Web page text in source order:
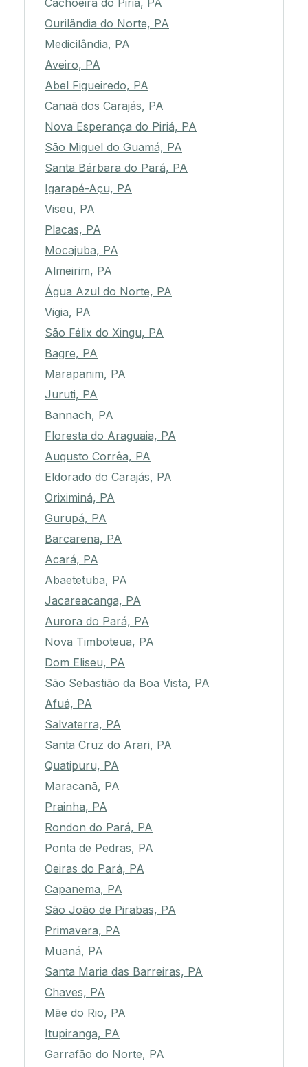
Cachoeira do Piriá, PA
Ourilândia do Norte, PA
Medicilândia, PA
Aveiro, PA
Abel Figueiredo, PA
Canaã dos Carajás, PA
Nova Esperança do Piriá, PA
São Miguel do Guamá, PA
Santa Bárbara do Pará, PA
Igarapé-Açu, PA
Viseu, PA
Placas, PA
Mocajuba, PA
Almeirim, PA
Água Azul do Norte, PA
Vigia, PA
São Félix do Xingu, PA
Bagre, PA
Marapanim, PA
Juruti, PA
Bannach, PA
Floresta do Araguaia, PA
Augusto Corrêa, PA
Eldorado do Carajás, PA
Oriximiná, PA
Gurupá, PA
Barcarena, PA
Acará, PA
Abaetetuba, PA
Jacareacanga, PA
Aurora do Pará, PA
Nova Timboteua, PA
Dom Eliseu, PA
São Sebastião da Boa Vista, PA
Afuá, PA
Salvaterra, PA
Santa Cruz do Arari, PA
Quatipuru, PA
Maracanã, PA
Prainha, PA
Rondon do Pará, PA
Ponta de Pedras, PA
Oeiras do Pará, PA
Capanema, PA
São João de Pirabas, PA
Primavera, PA
Muaná, PA
Santa Maria das Barreiras, PA
Chaves, PA
Mãe do Rio, PA
Itupiranga, PA
Garrafão do Norte, PA